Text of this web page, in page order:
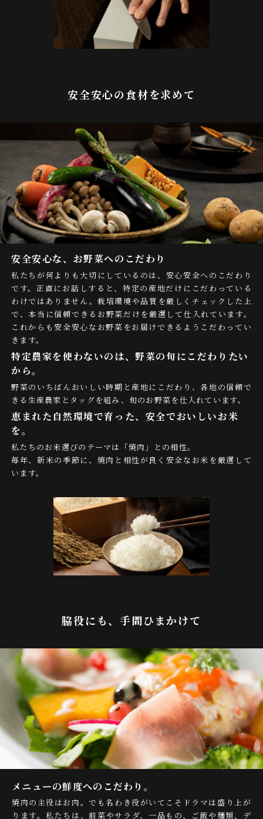
安全安心の食材を求めて
安全安心な、お野菜へのこだわり
私たちが何よりも大切にしているのは、安心安全へのこだわり
です。正直にお話しすると、特定の産地だけにこだわっている
わけではありません。栽培環境や品質を厳しくチェックした上
で、本当に信頼できるお野菜だけを厳選して仕入れています。
これからも安全安心なお野菜をお届けできるようこだわってい
きます。
特定農家を使わないのは、野菜の旬にこだわりたい
から。
野菜のいちばんおいしい時期と産地にこだわり、各地の信頼で
きる生産農家とタッグを組み、旬のお野菜を仕入れています。
恵まれた自然環境で育った、安全でおいしいお米
を。
私たちのお米選びのテーマは「焼肉」との相性。
毎年、新米の季節に、焼肉と相性が良く安全なお米を厳選して
います。
脇役にも、手間ひまかけて
メニューの鮮度へのこだわり。
焼肉の主役はお肉。でも名わき役がいてこそドラマは盛り上が
ります。私たちは、前菜やサラダ、一品もの、ご飯や麺類、デ